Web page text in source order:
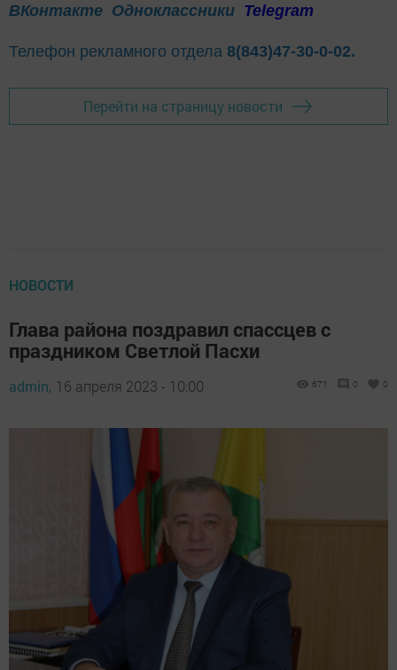
ВКонтакте Одноклассники Telegram
Телефон рекламного отдела 8(843)47-30-0-02.
Перейти на страницу новости
НОВОСТИ
Глава района поздравил спассцев с
праздником Светлой Пасхи
admin, 16 апреля 2023 - 10:00 671 0 0